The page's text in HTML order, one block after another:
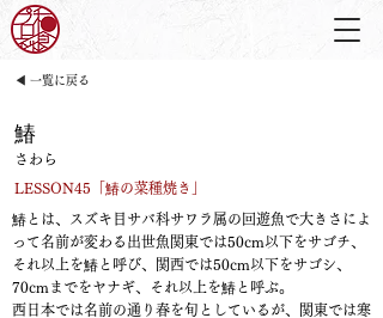
◀ 一覧に戻る
鰆
さわら
LESSON45「鰆の菜種焼き」
鰆とは、スズキ目サバ科サワラ属の回遊魚で大きさによ
って名前が変わる出世魚関東では50cm以下をサゴチ、
それ以上を鰆と呼び、関西では50cm以下をサゴシ、
70cmまでをヤナギ、それ以上を鰆と呼ぶ。
西日本では名前の通り春を旬としているが、関東では寒